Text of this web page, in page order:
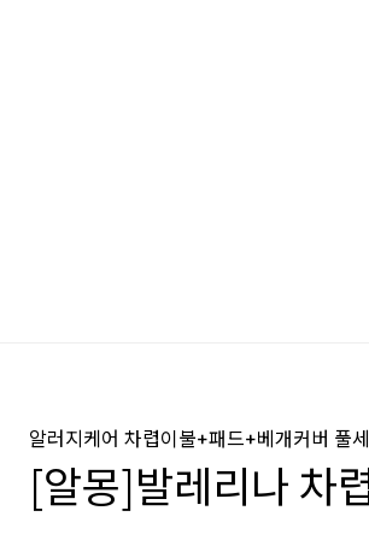
알러지케어 차렵이불+패드+베개커버 풀
[알몽]발레리나 차